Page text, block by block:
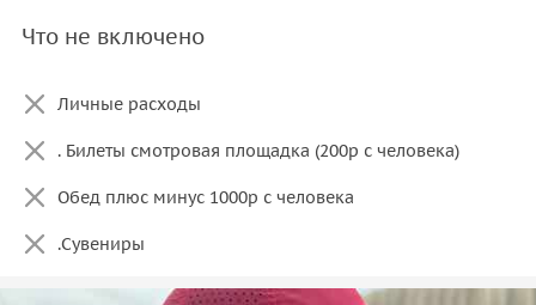
Что не включено
Личные расходы
. Билеты смотровая площадка (200р с человека)
Обед плюс минус 1000р с человека
.Сувениры